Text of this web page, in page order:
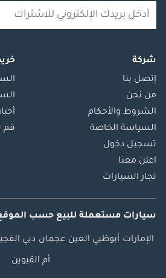
شركة
إتصل بنا
من نحن
الشروط والأحكام
السياسة الخاصة
تسجيل دخول
اعلن معنا
تجار السيارات
قم
سيارات مستعملة للبيع حسب
الإمارات أبوظبي العين عجمان دبي
أم القيوين